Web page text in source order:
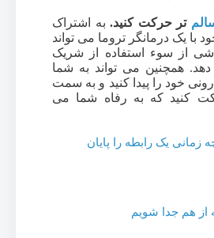
تر حرکت کنید. به اشتراک
با یک درمانگر تروما می تواند
از سوء استفاده از شریک
همچنین می تواند به شما
خود را پیدا کنید و به سمت
کنید که به رفاه شما می
زمانی یک رابطه را پایان
از هم جدا شویم